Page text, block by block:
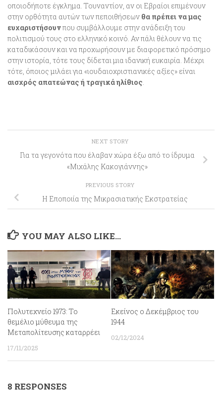
οποιοδήποτε έγκλημα. Τουναντίον, αν οι Εβραίοι επιμένουν
στην ορθότητα αυτών των πεποιθήσεων θα πρέπει να μας
ευχαριστήσουνπου συμβάλλουμε στην ανάδειξη του
πολιτισμού τους στο ελληνικό κοινό. Αν πάλι θέλουν να τις
καταδικάσουν και να προχωρήσουν με διαφορετικό πρόσημο
στην ιστορία, τότε τους δίδεται μια ιδανική ευκαιρία. Μέχρι
τότε, όποιος μιλάει για «ιουδαιοχριστιανικές αξίες» είναι
αισχρός απατεώνας ή τραγικά ηλίθιος.
NEXT STORY
Για τα γεγονότα που έλαβαν χώρα έξω από το ίδρυμα
«Μιχάλης Κακογιάννης»
PREVIOUS STORY
Η Εποποιία της Μικρασιατικής Εκστρατείας
YOU MAY ALSO LIKE...
Πολυτεχνείο 1973: Το
θεμέλιο μύθευμα της
Μεταπολίτευσης καταρρέει
17/11/2025
Εκείνος ο Δεκέμβριος του
1944
02/12/2024
8 RESPONSES